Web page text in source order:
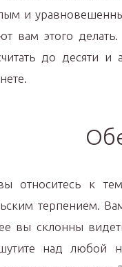
и
вам этого делать.
до десяти и
относитесь к
терпением.
вы склонны
над любой